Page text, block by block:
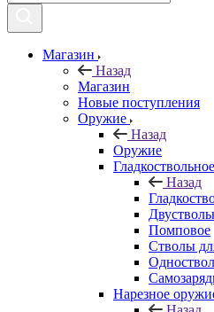
Магазин
Назад
Магазин
Новые поступления
Оружие
Назад
Оружие
Назад
Помповое
Стволы
Нарезное